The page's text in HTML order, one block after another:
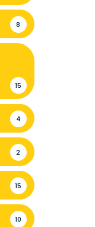
8
15
4
2
15
10